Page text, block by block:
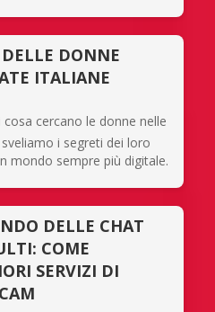
DONNE
ITALIANE
cercano le donne nelle
i segreti dei loro
mondo sempre più digitale.
DELLE CHAT
COME
SERVIZI DI